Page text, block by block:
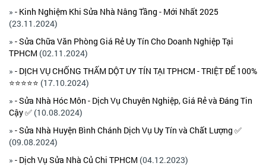
» - Kinh Nghiệm Khi Sửa Nhà Nâng Tầng - Mới Nhất 2025
(23.11.2024)
» - Sửa Chữa Văn Phòng Giá Rẻ Uy Tín Cho Doanh Nghiệp Tại
TPHCM (02.11.2024)
» - DỊCH VỤ CHỐNG THẤM DỘT UY TÍN TẠI TPHCM - TRIỆT ĐỂ 100%
⭐⭐⭐⭐⭐ (17.10.2024)
» - Sửa Nhà Hóc Môn - Dịch Vụ Chuyên Nghiệp, Giá Rẻ và Đáng Tin
Cậy ✅ (10.08.2024)
» - Sửa Nhà Huyện Bình Chánh Dịch Vụ Uy Tín và Chất Lượng ✅
(09.08.2024)
» - Dịch Vụ Sửa Nhà Củ Chi TPHCM (04.12.2023)